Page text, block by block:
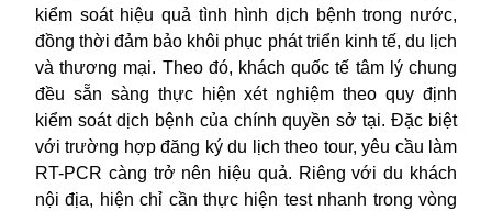
kiểm soát hiệu quả tình hình dịch bệnh trong nước,
đồng thời đảm bảo khôi phục phát triển kinh tế, du lịch
và thương mại. Theo đó, khách quốc tế tâm lý chung
đều sẵn sàng thực hiện xét nghiệm theo quy định
kiểm soát dịch bệnh của chính quyền sở tại. Đặc biệt
với trường hợp đăng ký du lịch theo tour, yêu cầu làm
RT-PCR càng trở nên hiệu quả. Riêng với du khách
nội địa, hiện chỉ cần thực hiện test nhanh trong vòng